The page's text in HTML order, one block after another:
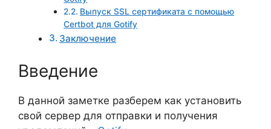
Выпуск SSL сертификата с помощью
Certbot для Gotify
Заключение
Введение
В данной заметке разберем как установить
свой сервер для отправки и получения